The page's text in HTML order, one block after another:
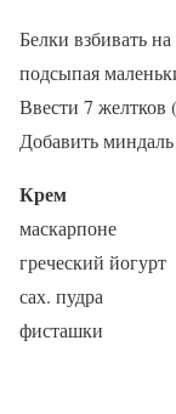
Белки взбивать
подсыпая
Ввести 7
Добавить
Крем
маскарпоне
греческий йогурт
сах. пудра
фисташки